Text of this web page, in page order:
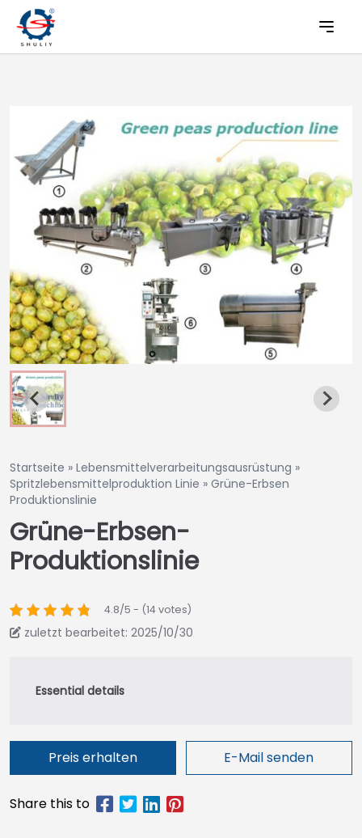
Startseite » Lebensmittelverarbeitungsausrüstung »
Spritzlebensmittelproduktion Linie » Grüne-Erbsen
Produktionslinie
Grüne-Erbsen-
Produktionslinie
4.8/5 - (14 votes)
zuletzt bearbeitet: 2025/10/30
Preis erhalten E-Mail senden